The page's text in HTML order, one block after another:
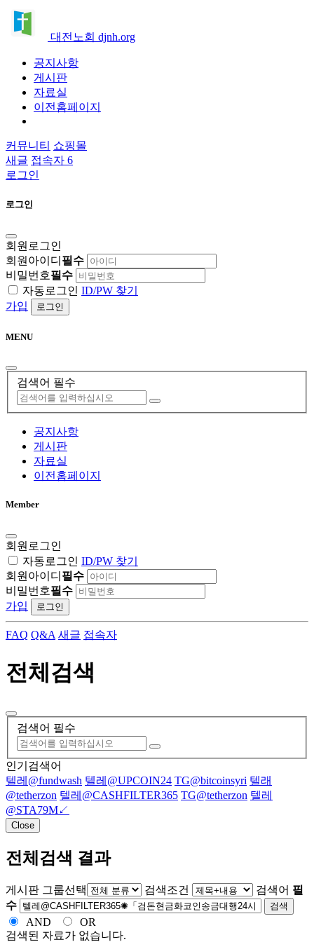
대전노회 djnh.org
공지사항
게시판
자료실
이전홈페이지
커뮤니티 쇼핑몰
새글 접속자 6
로그인
로그인
회원로그인
회원아이디 필수
비밀번호필수
자동로그인 ID/PW 찾기
가입
로그인
MENU
검색어 필수
공지사항
게시판
자료실
이전홈페이지
Member
회원로그인
자동로그인 ID/PW 찾기
회원아이디 필수
비밀번호필수
가입
로그인
FAQ Q&A 새글 접속자
전체검색
검색어 필수
인기검색어
텔레@fundwash 텔레@UPCOIN24 TG@bitcoinsyri 텔래
@tetherzon 텔레@CASHFILTER365 TG@tetherzon 텔레
@STA79M↙
Close
전체검색 결과
게시판 그룹선택 검색조건 검색어 필
수
검색
AND
OR
검색된 자료가 없습니다.